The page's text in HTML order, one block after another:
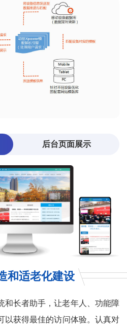
后台页面展示
和适老化建设
和长者助手，让老年人、功能障
以获得最佳的访问体验。认真对